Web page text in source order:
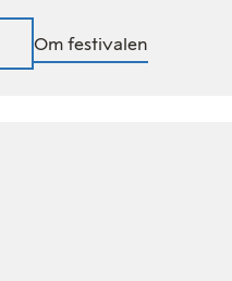
Om festivalen